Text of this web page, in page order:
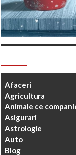
Afaceri
Agricultura
Animale de
Asigurari
Astrologie
Auto
Blog